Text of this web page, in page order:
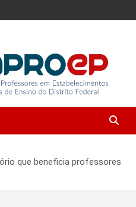
que beneficia professores